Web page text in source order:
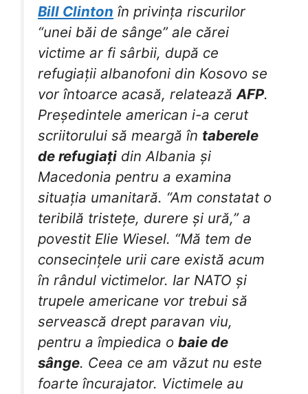
Bill Clinton în privința riscurilor
“unei băi de sânge” ale cărei
victime ar fi sârbii, după ce
refugiații albanofoni din Kosovo se
vor întoarce acasă, relatează AFP.
Președintele american i-a cerut
scriitorului să meargă în taberele
de refugiați din Albania și
Macedonia pentru a examina
situația umanitară. “Am constatat o
teribilă tristețe, durere și ură,” a
povestit Elie Wiesel. “Mă tem de
consecințele urii care există acum
în rândul victimelor. Iar NATO și
trupele americane vor trebui să
servească drept paravan viu,
pentru a împiedica o baie de
sânge. Ceea ce am văzut nu este
foarte încurajator. Victimele au